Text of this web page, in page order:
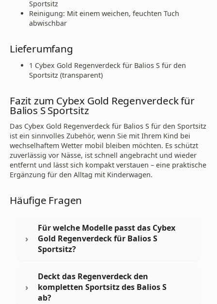
Sportsitz
Reinigung: Mit einem weichen, feuchten Tuch
abwischbar
Lieferumfang
1 Cybex Gold Regenverdeck für Balios S für den
Sportsitz (transparent)
Fazit zum Cybex Gold Regenverdeck für
Balios S Sportsitz
Das Cybex Gold Regenverdeck für Balios S für den Sportsitz
ist ein sinnvolles Zubehör, wenn Sie mit Ihrem Kind bei
wechselhaftem Wetter mobil bleiben möchten. Es schützt
zuverlässig vor Nässe, ist schnell angebracht und wieder
entfernt und lässt sich kompakt verstauen – eine praktische
Ergänzung für den Alltag mit Kinderwagen.
Häufige Fragen
Für welche Modelle passt das Cybex
Gold Regenverdeck für Balios S
Sportsitz?
Deckt das Regenverdeck den
kompletten Sportsitz des Balios S
ab?